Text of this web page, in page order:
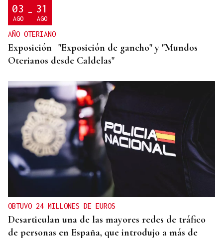
03
AGO - 31
AGO
AÑO OTERIANO
Exposición | "Exposición de gancho" y "Mundos
Oterianos desde Caldelas"
OBTUVO 24 MILLONES DE EUROS
Desarticulan una de las mayores redes de tráfico
de personas en España, que introdujo a más de